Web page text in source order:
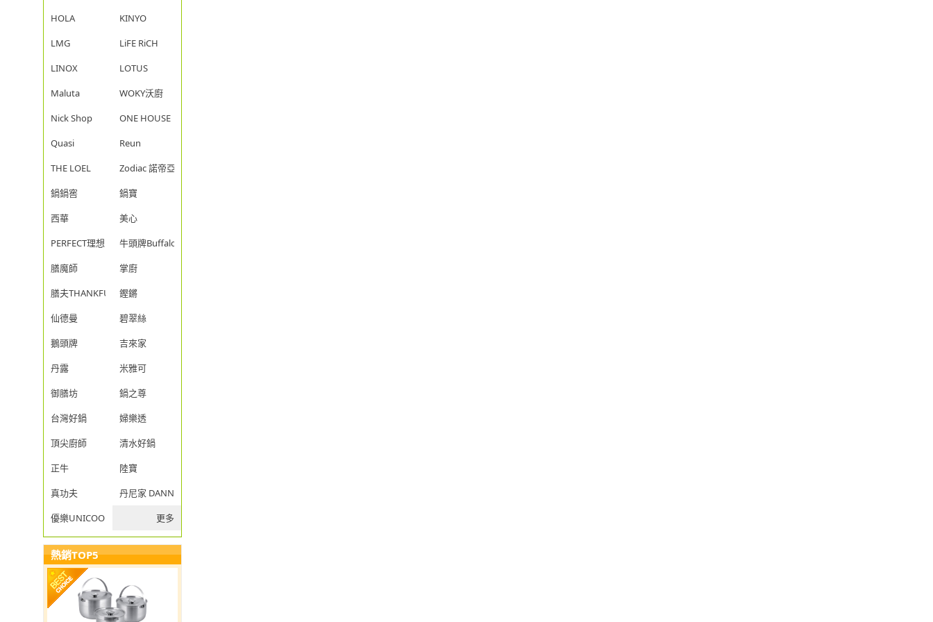
HOLA
KINYO
LMG
LiFE RiCH
LINOX
LOTUS
Maluta
WOKY沃廚
Nick Shop
ONE HOUSE
Quasi
Reun
THE LOEL
Zodiac 諾帝亞
鍋鍋窖
鍋寶
西華
美心
PERFECT理想
牛頭牌Buffalo
膳魔師
掌廚
膳夫THANKFUL
鏗鏘
仙德曼
碧翠絲
鵝頭牌
吉來家
丹露
米雅可
御膳坊
鍋之尊
台灣好鍋
婦樂透
頂尖廚師
清水好鍋
正牛
陸寶
真功夫
丹尼家 DANNY JIA
優樂UNICOOK
更多
熱銷TOP5